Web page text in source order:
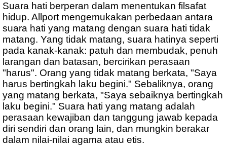
Suara hati berperan dalam menentukan filsafat
hidup. Allport mengemukakan perbedaan antara
suara hati yang matang dengan suara hati tidak
matang. Yang tidak matang, suara hatinya seperti
pada kanak-kanak: patuh dan membudak, penuh
larangan dan batasan, bercirikan perasaan
"harus". Orang yang tidak matang berkata, "Saya
harus bertingkah laku begini." Sebaliknya, orang
yang matang berkata, "Saya sebaiknya bertingkah
laku begini." Suara hati yang matang adalah
perasaan kewajiban dan tanggung jawab kepada
diri sendiri dan orang lain, dan mungkin berakar
dalam nilai-nilai agama atau etis.